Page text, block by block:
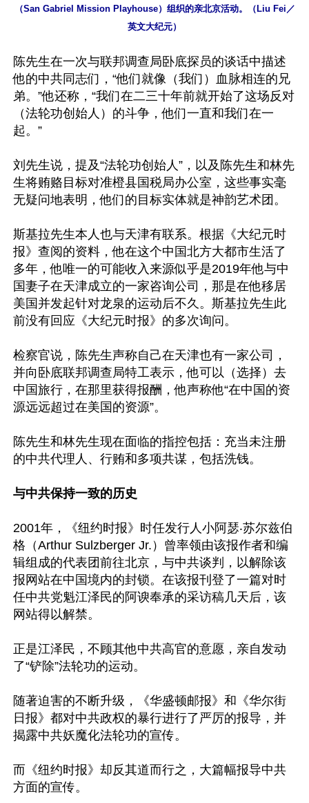
（San Gabriel Mission Playhouse）组织的亲北京活动。（Liu Fei／
英文大纪元）
陈先生在一次与联邦调查局卧底探员的谈话中描述
他的中共同志们，“他们就像（我们）血脉相连的兄
弟。”他还称，“我们在二三十年前就开始了这场反对
（法轮功创始人）的斗争，他们一直和我们在一
起。”
刘先生说，提及“法轮功创始人”，以及陈先生和林先
生将贿赂目标对准橙县国税局办公室，这些事实毫
无疑问地表明，他们的目标实体就是神韵艺术团。
斯基拉先生本人也与天津有联系。根据《大纪元时
报》查阅的资料，他在这个中国北方大都市生活了
多年，他唯一的可能收入来源似乎是2019年他与中
国妻子在天津成立的一家咨询公司，那是在他移居
美国并发起针对龙泉的运动后不久。斯基拉先生此
前没有回应《大纪元时报》的多次询问。
检察官说，陈先生声称自己在天津也有一家公司，
并向卧底联邦调查局特工表示，他可以（选择）去
中国旅行，在那里获得报酬，他声称他“在中国的资
源远远超过在美国的资源”。
陈先生和林先生现在面临的指控包括：充当未注册
的中共代理人、行贿和多项共谋，包括洗钱。
与中共保持一致的历史
2001年，《纽约时报》时任发行人小阿瑟‧苏尔兹伯
格（Arthur Sulzberger Jr.）曾率领由该报作者和编
辑组成的代表团前往北京，与中共谈判，以解除该
报网站在中国境内的封锁。在该报刊登了一篇对时
任中共党魁江泽民的阿谀奉承的采访稿几天后，该
网站得以解禁。
正是江泽民，不顾其他中共高官的意愿，亲自发动
了“铲除”法轮功的运动。
随著迫害的不断升级，《华盛顿邮报》和《华尔街
日报》都对中共政权的暴行进行了严厉的报导，并
揭露中共妖魔化法轮功的宣传。
而《纽约时报》却反其道而行之，大篇幅报导中共
方面的宣传。